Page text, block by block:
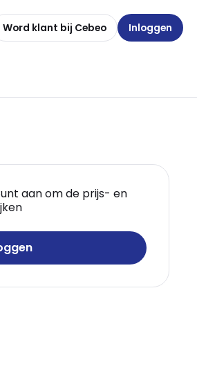
Word klant bij Cebeo Inloggen
aan om de prijs- en